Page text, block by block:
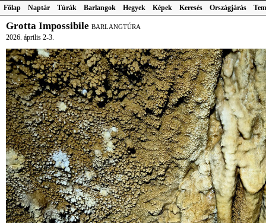
Főlap Naptár Túrák Barlangok Hegyek Képek Keresés Országjárás
Grotta Impossibile BARLANGTÚRA
2026. április 2-3.